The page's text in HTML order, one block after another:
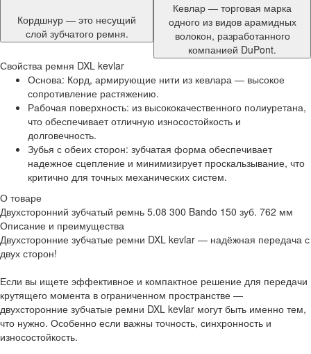
Кордшнур — это несущий
слой зубчатого ремня.
Кевлар — торговая марка
одного из видов арамидных
волокон, разработанного
компанией DuPont.
Свойства ремня DXL kevlar
Основа: Корд, армирующие нити из кевлара — высокое
сопротивление растяжению.
Рабочая поверхность: из высококачественного полиуретана,
что обеспечивает отличную износостойкость и
долговечность.
Зубья с обеих сторон: зубчатая форма обеспечивает
надежное сцепление и минимизирует проскальзывание, что
критично для точных механических систем.
О товаре
Двухсторонний зубчатый ремнь 5.08 300 Bando 150 зуб. 762 мм
Описание и преимущества
Двухсторонние зубчатые ремни DXL kevlar — надёжная передача с
двух сторон!
Если вы ищете эффективное и компактное решение для передачи
крутящего момента в ограниченном пространстве —
двухсторонние зубчатые ремни DXL kevlar могут быть именно тем,
что нужно. Особенно если важны точность, синхронность и
износостойкость.